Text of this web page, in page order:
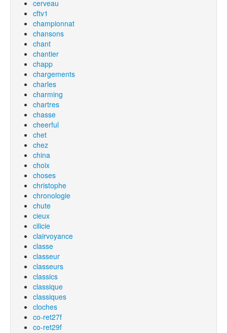
cerveau
cftv1
championnat
chansons
chant
chantier
chapp
chargements
charles
charming
chartres
chasse
cheerful
chet
chez
china
choix
choses
christophe
chronologie
chute
cieux
cilicie
clairvoyance
classe
classeur
classeurs
classics
classique
classiques
cloches
co-ret27f
co-ret29f